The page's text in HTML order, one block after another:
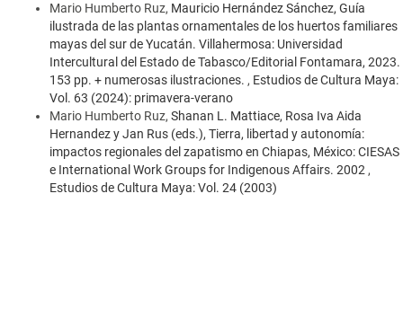
Mario Humberto Ruz, Mauricio Hernández Sánchez, Guía
ilustrada de las plantas ornamentales de los huertos familiares
mayas del sur de Yucatán. Villahermosa: Universidad
Intercultural del Estado de Tabasco/Editorial Fontamara, 2023.
153 pp. + numerosas ilustraciones. , Estudios de Cultura Maya:
Vol. 63 (2024): primavera-verano
Mario Humberto Ruz, Shanan L. Mattiace, Rosa Iva Aida
Hernandez y Jan Rus (eds.), Tierra, libertad y autonomía:
impactos regionales del zapatismo en Chiapas, México: CIESAS
e International Work Groups for Indigenous Affairs. 2002 ,
Estudios de Cultura Maya: Vol. 24 (2003)